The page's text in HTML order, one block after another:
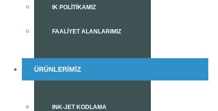
IK POLITIKAMIZ
FAALIYET ALANLARIMIZ
ÜRÜNLERIMIZ
INK-JET KODLAMA